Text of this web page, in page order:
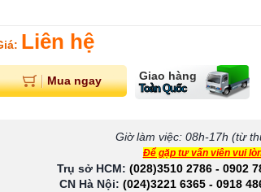
Liên hệ
Mua ngay Giao hàng
Toàn Quốc
Giờ làm việc: 08h-17h (từ
Để gặp tư vấn viên vui
Trụ sở HCM: (028)3510 2786 - 0902
CN Hà Nội: (024)3221 6365 - 0918